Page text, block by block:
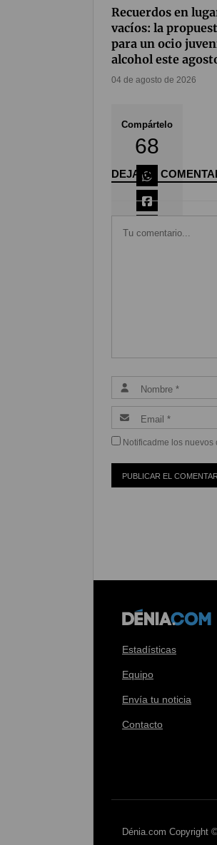
Compártelo
68
Recuerdos en
vacíos: la
para un ocio
alcohol este
04 de agosto de 2026
DEJA UN
Notificadme los
Estadísticas
Equipo
Envía tu noticia
Contacto
Dénia.com Copyright